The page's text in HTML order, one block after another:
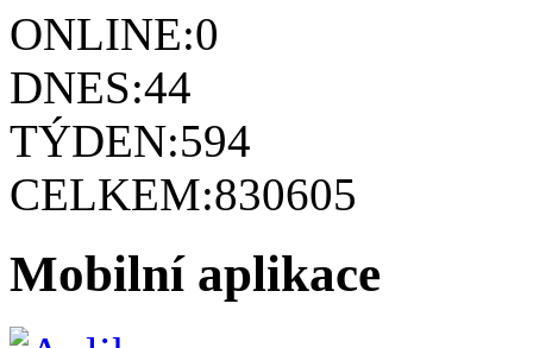
ONLINE:0
DNES:44
TÝDEN:594
CELKEM:830605
Mobilní aplikace